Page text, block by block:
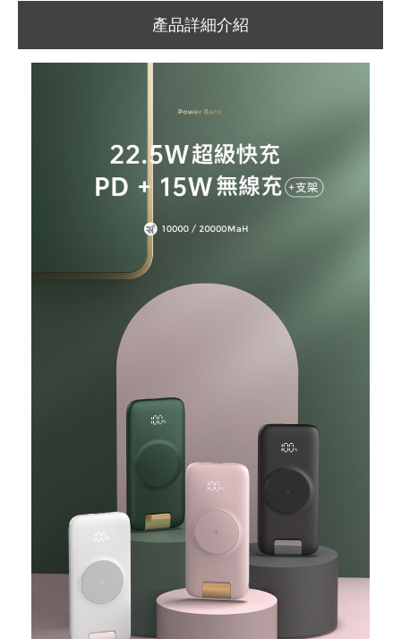
產品詳細介紹